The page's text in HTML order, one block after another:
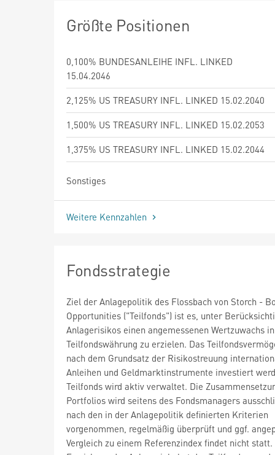
Größte Positionen
0,100% BUNDESANLEIHE INFL. LINKED
15.04.2046
2,125% US TREASURY INFL. LINKED 15.02.2040
1,500% US TREASURY INFL. LINKED 15.02.2053
1,375% US TREASURY INFL. LINKED 15.02.2044
Sonstiges
Weitere Kennzahlen
Fondsstrategie
Ziel der Anlagepolitik des Flossbach von Storch -
Opportunities ("Teilfonds") ist es, unter
Anlagerisikos einen angemessenen Wertzuwachs
Teilfondswährung zu erzielen. Das
nach dem Grundsatz der Risikostreuung
Anleihen und Geldmarktinstrumente investiert
Teilfonds wird aktiv verwaltet. Die
Portfolios wird seitens des Fondsmanagers
nach den in der Anlagepolitik definierten Kriterien
vorgenommen, regelmäßig überprüft und ggf.
Vergleich zu einem Referenzindex findet nicht statt.